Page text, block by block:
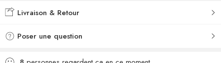
Ajouté à la liste de
Livraison & Retour
Poser une question